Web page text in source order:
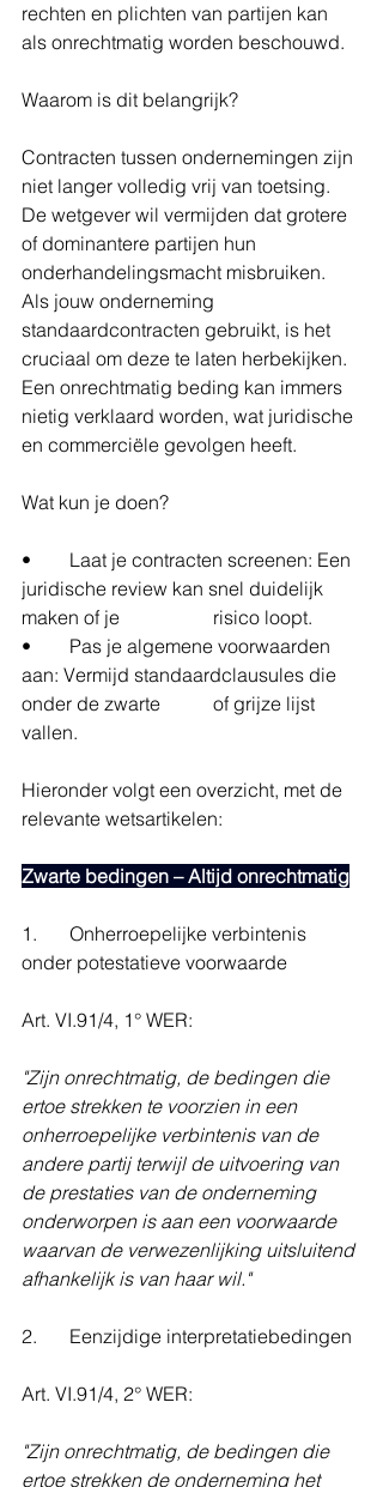
rechten en plichten van partijen kan
als onrechtmatig worden beschouwd.
Waarom is dit belangrijk?
Contracten tussen ondernemingen zijn
niet langer volledig vrij van toetsing.
De wetgever wil vermijden dat grotere
of dominantere partijen hun
onderhandelingsmacht misbruiken.
Als jouw onderneming
standaardcontracten gebruikt, is het
cruciaal om deze te laten herbekijken.
Een onrechtmatig beding kan immers
nietig verklaard worden, wat juridische
en commerciële gevolgen heeft.
Wat kun je doen?
• 	Laat je contracten screenen: Een
juridische review kan snel duidelijk
maken of je 		risico loopt.
• 	Pas je algemene voorwaarden
aan: Vermijd standaardclausules die
onder de zwarte 	of grijze lijst
vallen.
Hieronder volgt een overzicht, met de
relevante wetsartikelen:
Zwarte bedingen – Altijd onrechtmatig
1. 	Onherroepelijke verbintenis
onder potestatieve voorwaarde
Art. VI.91/4, 1° WER:
"Zijn onrechtmatig, de bedingen die
ertoe strekken te voorzien in een
onherroepelijke verbintenis van de
andere partij terwijl de uitvoering van
de prestaties van de onderneming
onderworpen is aan een voorwaarde
waarvan de verwezenlijking uitsluitend
afhankelijk is van haar wil."
2. 	Eenzijdige interpretatiebedingen
Art. VI.91/4, 2° WER:
"Zijn onrechtmatig, de bedingen die
ertoe strekken de onderneming het